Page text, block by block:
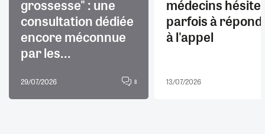
grossesse" : une
consultation dédiée
encore méconnue
par les...
29/07/2026 8
médecins
parfois à
à l'appel
13/07/2026